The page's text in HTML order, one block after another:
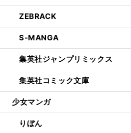
ZEBRACK
S-MANGA
集英社ジャンプリミックス
集英社コミック文庫
少女マンガ
りぼん